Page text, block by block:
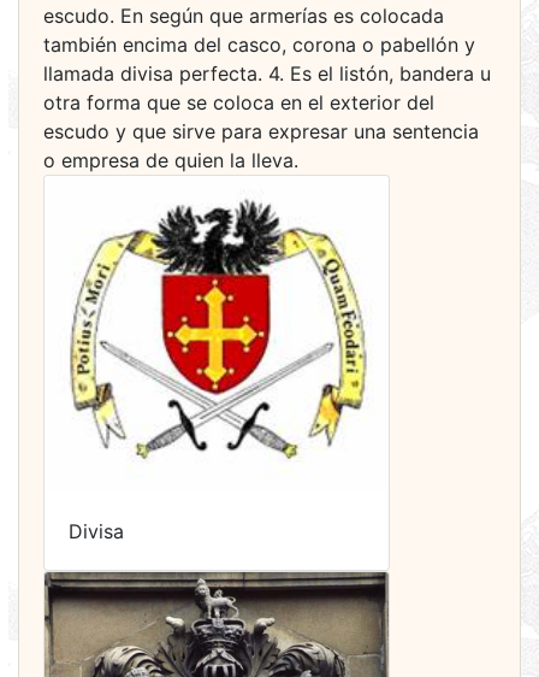
escudo. En según que armerías es colocada
también encima del casco, corona o pabellón y
llamada divisa perfecta. 4. Es el listón, bandera u
otra forma que se coloca en el exterior del
escudo y que sirve para expresar una sentencia
o empresa de quien la lleva.
Divisa